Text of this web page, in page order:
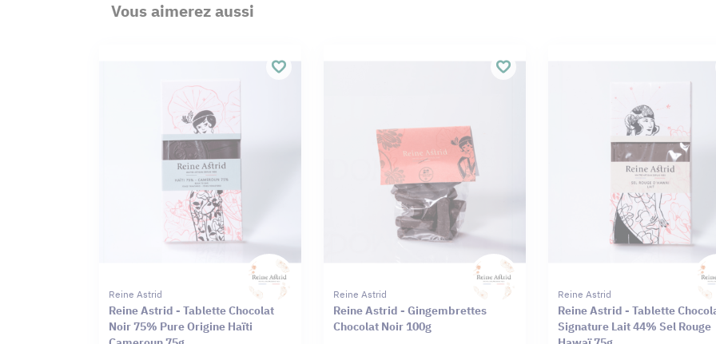
Vous aimerez aussi
Reine Astrid
Reine Astrid - Tablette Chocolat
Noir 75% Pure Origine Haïti
Reine Astrid
Reine Astrid - Gingembrettes
Chocolat Noir 100g
Reine Astrid
Reine Astrid - Tablette
Signature Lait 44% Sel Rouge